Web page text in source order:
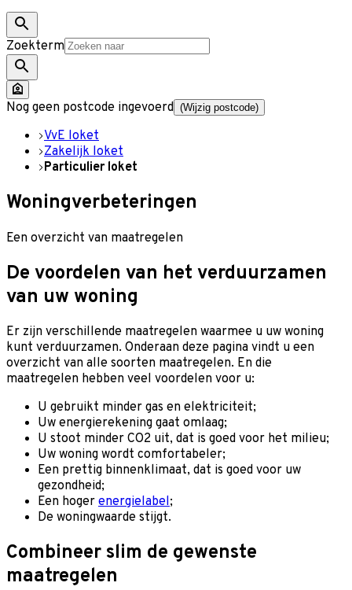
Zoekterm
Nog geen postcode ingevoerd (Wijzig postcode)
VvE loket
Zakelijk loket
Particulier loket
Woningverbeteringen
Een overzicht van maatregelen
De voordelen van het verduurzamen
van uw woning
Er zijn verschillende maatregelen waarmee u uw woning
kunt verduurzamen. Onderaan deze pagina vindt u een
overzicht van alle soorten maatregelen. En die
maatregelen hebben veel voordelen voor u:
U gebruikt minder gas en elektriciteit;
Uw energierekening gaat omlaag;
U stoot minder CO2 uit, dat is goed voor het milieu;
Uw woning wordt comfortabeler;
Een prettig binnenklimaat, dat is goed voor uw
gezondheid;
Een hoger energielabel;
De woningwaarde stijgt.
Combineer slim de gewenste
maatregelen